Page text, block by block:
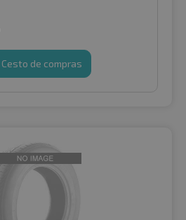
Cesto de compras